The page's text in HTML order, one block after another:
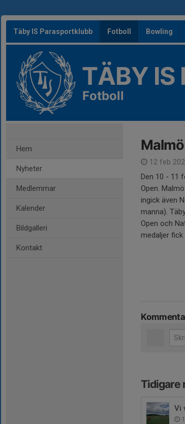
Täby IS Parasportklubb Fotboll Bowling
TÄBY
Fotboll
Hem
Nyheter
Medlemmar
Kalender
Bildgalleri
Kontakt
12 feb
Den 10 - 11
Open.
ingick även
manna).
Open och
medaljer fick
Tidigare
Vi